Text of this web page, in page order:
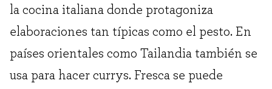
la cocina italiana donde protagoniza
elaboraciones tan típicas como el pesto. En
países orientales como Tailandia también se
usa para hacer currys. Fresca se puede